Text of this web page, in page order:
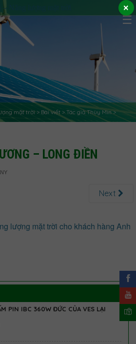
×☰
mặt trời > Bài viết > Tác giả Thùy Min>
– LONG ĐIỀN
Next
PIN IBC 360W ĐỨC CỦA VES LẠI
✕